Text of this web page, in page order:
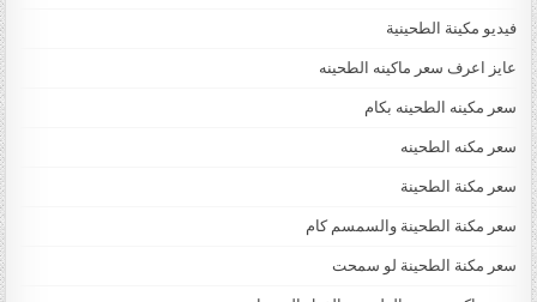
فيديو مكينة الطحينية
عايز اعرف سعر ماكينه الطحينه
سعر مكينه الطحينه بكام
سعر مكنه الطحينه
سعر مكنة الطحينة
سعر مكنة الطحينة والسمسم كام
سعر مكنة الطحينة لو سمحت